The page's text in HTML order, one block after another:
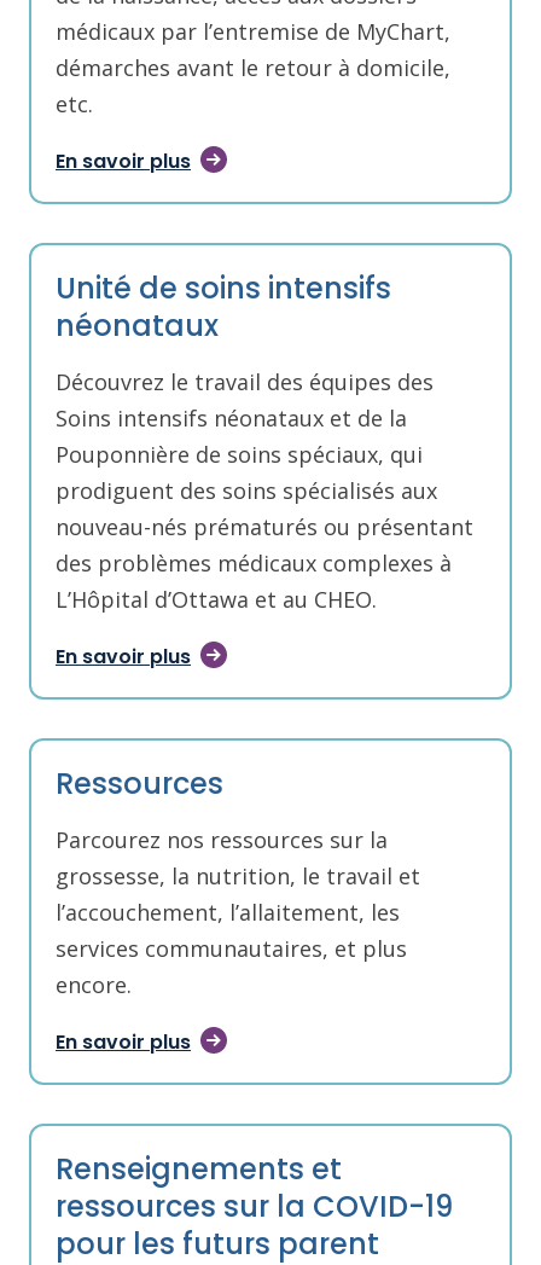
médicaux par l’entremise de MyChart,
démarches avant le retour à domicile,
etc.
En savoir plus
Unité de soins intensifs
néonataux
Découvrez le travail des équipes des
Soins intensifs néonataux et de la
Pouponnière de soins spéciaux, qui
prodiguent des soins spécialisés aux
nouveau-nés prématurés ou présentant
des problèmes médicaux complexes à
L’Hôpital d’Ottawa et au CHEO.
En savoir plus
Ressources
Parcourez nos ressources sur la
grossesse, la nutrition, le travail et
l’accouchement, l’allaitement, les
services communautaires, et plus
encore.
En savoir plus
Renseignements et
ressources sur la COVID-19
pour les futurs parent